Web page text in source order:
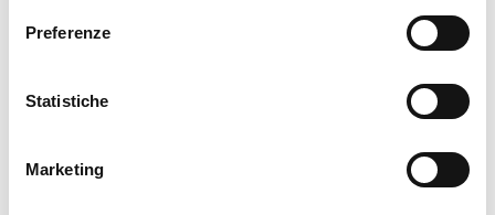
Preferenze
Statistiche
Marketing